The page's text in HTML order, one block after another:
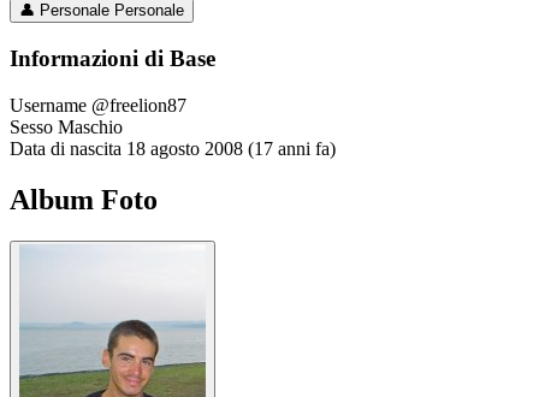
👤 Personale Personale
Informazioni di Base
Username @freelion87
Sesso Maschio
Data di nascita 18 agosto 2008 (17 anni fa)
Album Foto